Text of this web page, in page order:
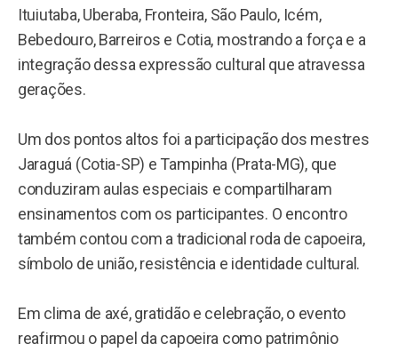
Ituiutaba, Uberaba, Fronteira, São Paulo, Icém,
Bebedouro, Barreiros e Cotia, mostrando a força e a
integração dessa expressão cultural que atravessa
gerações.
Um dos pontos altos foi a participação dos mestres
Jaraguá (Cotia-SP) e Tampinha (Prata-MG), que
conduziram aulas especiais e compartilharam
ensinamentos com os participantes. O encontro
também contou com a tradicional roda de capoeira,
símbolo de união, resistência e identidade cultural.
Em clima de axé, gratidão e celebração, o evento
reafirmou o papel da capoeira como patrimônio